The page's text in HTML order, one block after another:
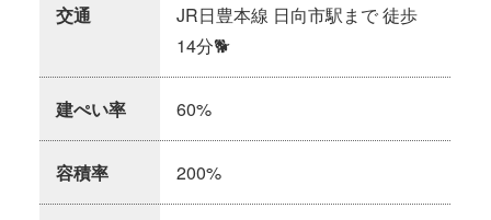
交通
JR日豊本線 日向市駅まで 徒歩
14分🐕
建ぺい率 60%
容積率 200%